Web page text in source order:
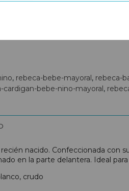
rebeca-bebe-mayoral rebeca-
cardigan-bebe-nino-mayoral
nacido. Confeccionada con
en la parte delantera. Ideal
crudo